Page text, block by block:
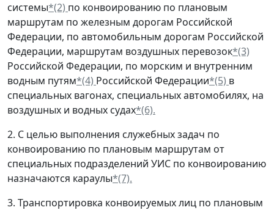
системы*(2) по конвоированию по плановым
маршрутам по железным дорогам Российской
Федерации, по автомобильным дорогам Российской
Федерации, маршрутам воздушных перевозок*(3)
Российской Федерации, по морским и внутренним
водным путям*(4) Российской Федерации*(5) в
специальных вагонах, специальных автомобилях, на
воздушных и водных судах*(6).
2. С целью выполнения служебных задач по
конвоированию по плановым маршрутам от
специальных подразделений УИС по конвоированию
назначаются караулы*(7).
3. Транспортировка конвоируемых лиц по плановым